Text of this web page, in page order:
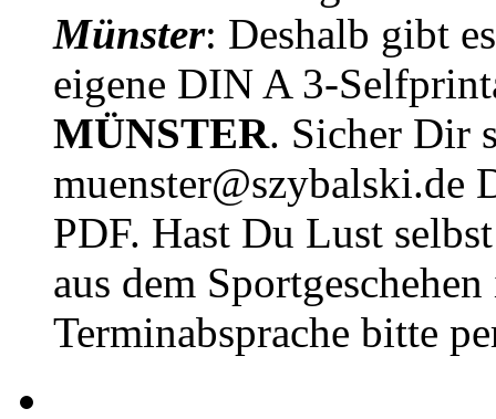
Münster: Deshalb gibt
eigene DIN A 3-
MÜNSTER. Sicher Dir
muenster@szybalski.de
PDF. Hast Du Lust
aus dem
Terminabsprache bitte